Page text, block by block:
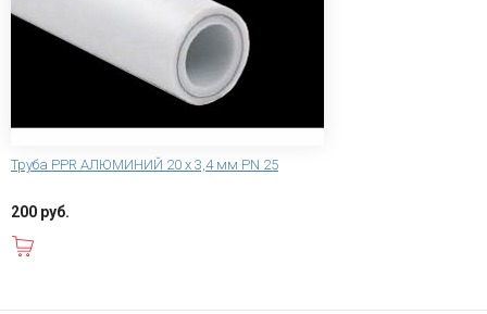
Труба PPR АЛЮМИНИЙ 20 х 3,4 мм PN 25
200 руб.